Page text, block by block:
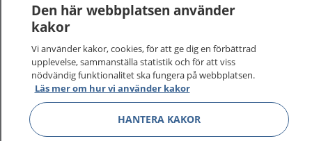
1177–tryggt om din hälsa och vård
På 1177.se får du råd om hälsa och information om
Den här webbplatsen använder
kakor
Vi använder kakor, cookies, för att ge dig en förbättrad
upplevelse, sammanställa statistik och för att viss
nödvändig funktionalitet ska fungera på webbplatsen.
Läs mer om hur vi använder kakor
HANTERA KAKOR